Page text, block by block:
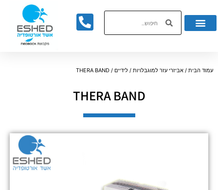
עמוד הבית / אביזרי עזר למוגבלויות / לידיים / THERA BAND
THERA BAND